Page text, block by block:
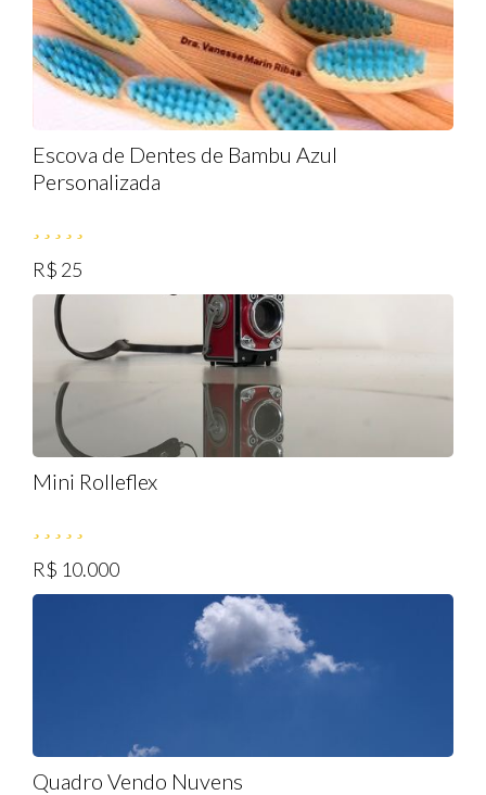
Escova de Dentes de Bambu Azul
Personalizada
R$ 25
Mini Rolleflex
R$ 10.000
Quadro Vendo Nuvens